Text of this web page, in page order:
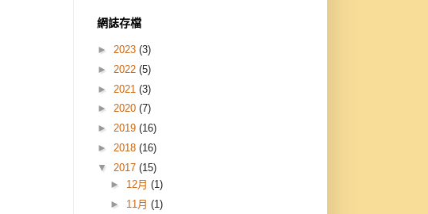
網誌存檔
► 2023 (3)
► 2022 (5)
► 2021 (3)
► 2020 (7)
► 2019 (16)
► 2018 (16)
▼ 2017 (15)
► 12月 (1)
► 11月 (1)